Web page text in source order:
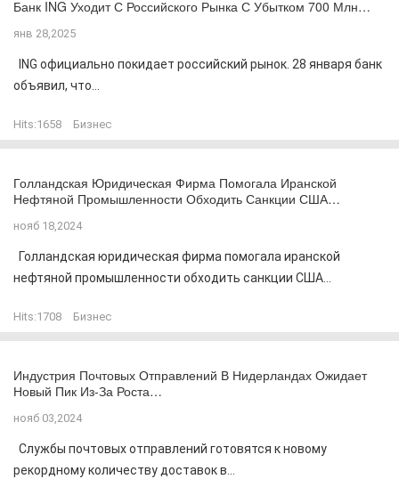
Банк ING Уходит С Российского Рынка С Убытком 700 Млн…
янв 28,2025
ING официально покидает российский рынок. 28 января банк
объявил, что...
Hits:1658 Бизнес
Голландская Юридическая Фирма Помогала Иранской
Нефтяной Промышленности Обходить Санкции США…
нояб 18,2024
Голландская юридическая фирма помогала иранской
нефтяной промышленности обходить санкции США...
Hits:1708 Бизнес
Индустрия Почтовых Отправлений В Нидерландах Ожидает
Новый Пик Из-За Роста…
нояб 03,2024
Службы почтовых отправлений готовятся к новому
рекордному количеству доставок в...